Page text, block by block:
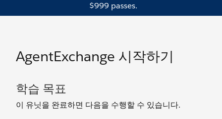
$999 passes.
AgentExchange 시작하기
학습 목표
이 유닛을 완료하면 다음을 수행할 수 있습니다.